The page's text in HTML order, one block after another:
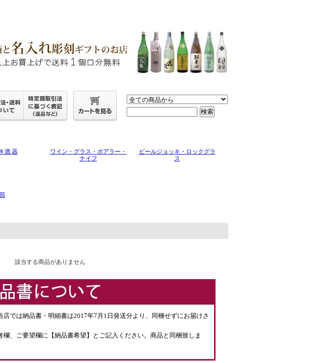
酒 器
ワイン・グラス・ポアラー・
ナイフ
ビールジョッキ・ロックグラ
ス
該当する商品がありません
では納品書・明細書は2017年7月1日発送分より、同梱せずにお届けさ
、ご要望欄に【納品書希望】とご記入ください。商品と同梱致しま